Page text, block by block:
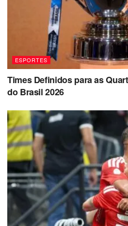
ESPORTES
Times Definidos para as
do Brasil 2026